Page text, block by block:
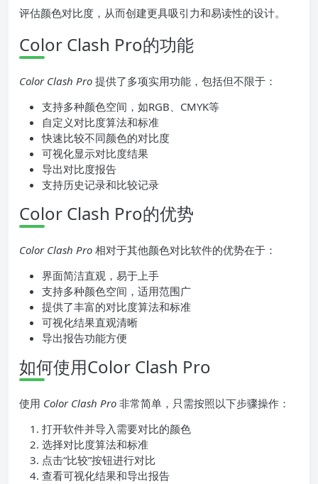
评估颜色对比度，从而创建更具吸引力和易读性的设计。
Color Clash Pro的功能
Color Clash Pro 提供了多项实用功能，包括但不限于：
支持多种颜色空间，如RGB、CMYK等
自定义对比度算法和标准
快速比较不同颜色的对比度
可视化显示对比度结果
导出对比度报告
支持历史记录和比较记录
Color Clash Pro的优势
Color Clash Pro 相对于其他颜色对比软件的优势在于：
界面简洁直观，易于上手
支持多种颜色空间，适用范围广
提供了丰富的对比度算法和标准
可视化结果直观清晰
导出报告功能方便
如何使用Color Clash Pro
使用 Color Clash Pro 非常简单，只需按照以下步骤操作：
打开软件并导入需要对比的颜色
选择对比度算法和标准
点击“比较”按钮进行对比
查看可视化结果和导出报告